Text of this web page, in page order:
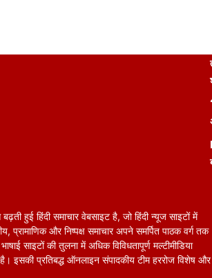
हुई हिंदी समाचार वेबसाइट है, जो हिंदी न्यूज साइटों में
प्रामाणिक और निष्पक्ष समाचार अपने समर्पित पाठक वर्ग तक
साइटों की तुलना में अधिक विविधतापूर्ण मल्टीमीडिया
इसकी प्रतिबद्ध ऑनलाइन संपादकीय टीम हररोज विशेष और